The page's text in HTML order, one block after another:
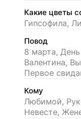
Какие цветы
Гипсофила,
Повод
8 марта,
Валентина,
Первое
Кому
Любимой,
Невесте,